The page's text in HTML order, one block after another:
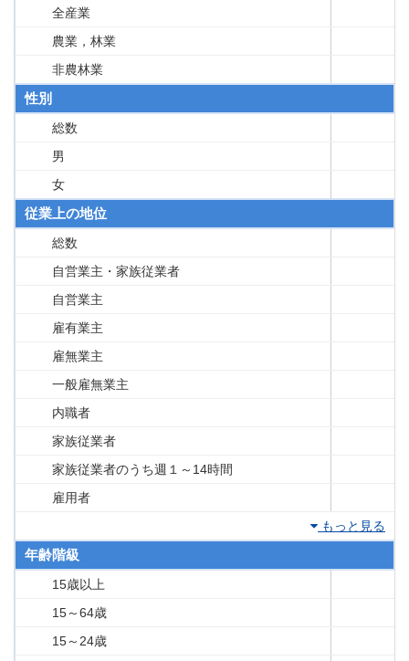
全産業
農業，林業
非農林業
性別
総数
男
女
従業上の地位
総数
自営業主・家族従業者
自営業主
雇有業主
雇無業主
一般雇無業主
内職者
家族従業者
家族従業者のうち週１～14時間
雇用者
もっと見る
年齢階級
15歳以上
15～64歳
15～24歳